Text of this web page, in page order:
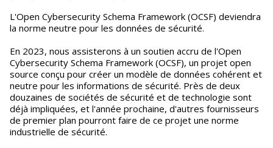
L'Open Cybersecurity Schema Framework (OCSF) deviendra
la norme neutre pour les données de sécurité.
En 2023, nous assisterons à un soutien accru de l'Open
Cybersecurity Schema Framework (OCSF), un projet open
source conçu pour créer un modèle de données cohérent et
neutre pour les informations de sécurité. Près de deux
douzaines de sociétés de sécurité et de technologie sont
déjà impliquées, et l'année prochaine, d'autres fournisseurs
de premier plan pourront faire de ce projet une norme
industrielle de sécurité.